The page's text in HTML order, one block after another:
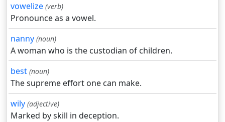
vowelize (verb)
Pronounce as a vowel.
nanny (noun)
A woman who is the custodian of children.
best (noun)
The supreme effort one can make.
wily (adjective)
Marked by skill in deception.